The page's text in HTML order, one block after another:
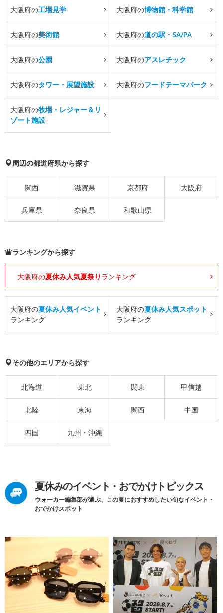
大阪府の工場見学 大阪府の博物館・科学館
大阪府の美術館 大阪府の道の駅・SA/PA
大阪府の公園 大阪府のアスレチック
大阪府のタワー・展望施設 大阪府のフードテーマパーク
大阪府の牧場・レジャー＆リ
ゾート施設
周辺の都道府県から探す
関西 滋賀県 京都府 大阪府
兵庫県 奈良県 和歌山県
ランキングから探す
大阪府の夏休み人気夏祭り ランキング
大阪府の夏休み人気イベント
ランキング
大阪府の夏休み人気スポット
ランキング
その他のエリアから探す
北海道 東北 関東 甲信越
北陸 東海 関西 中国
四国 九州・沖縄
夏休みのイベント・おでかけトピックス
ウォーカー編集部が選ぶ、この夏におすすめしたい旬なイベント・
おでかけスポット